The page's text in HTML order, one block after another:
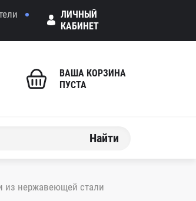
ЛИЧНЫЙ
КАБИНЕТ
ВАША КОРЗИНА
ПУСТА
Найти
из нержавеющей стали